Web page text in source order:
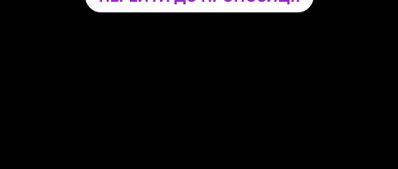
окреме ядро ЦП. Підвищуйте продуктивність